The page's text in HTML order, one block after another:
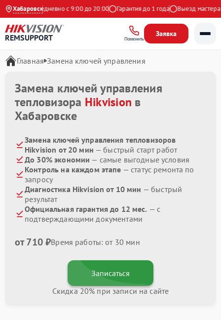
Хабаровск
Ежедневно с 9:00 до 20:00 Гарантия до 1 года Выезд мастера
REMSUPPORT Позвонить
Заявка
Главная Замена ключей управления
Замена ключей управления
тепловизора Hikvision в
Хабаровске
Замена ключей управления тепловизоров
Hikvision от 20 мин — быстрый старт работ
До 30% экономии — самые выгодные условия
Контроль на каждом этапе — статус ремонта по
запросу
Диагностика Hikvision от 10 мин — быстрый
результат
Официальная гарантия до 12 мес. — с
подтверждающими документами
от 710 ₽Время работы: от 30 мин
Записаться
Скидка 20% при записи на сайте